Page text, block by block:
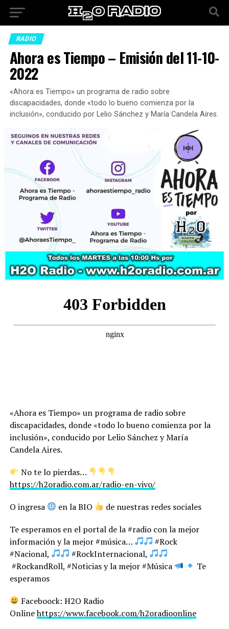
RADIO
Ahora es Tiempo – Emisión del 11-10-
2022
«Ahora es Tiempo» un programa de radio sobre
discapacidades, donde «todo lo bueno comienza por la
inclusión», conducido por Lelio Sánchez y María Candela Aires.
«Ahora es Tiempo» un programa de radio sobre
discapacidades, donde «todo lo bueno comienza por la
inclusión», conducido por Lelio Sánchez y María
Candela Aires.
No te lo pierdas…
https://h2oradio.com.ar/radio-en-vivo/
O ingresa
en la BIO
de nuestras redes sociales
Te esperamos en el portal de la #radio con la mejor
información y la mejor #música…
#Rock
#Nacional,
#RockInternacional,
#RockandRoll, #Noticias y la mejor #Música
Te
esperamos
Faceboock: H2O Radio
Onlinehttps://www.facebook.com/h2oradioonline